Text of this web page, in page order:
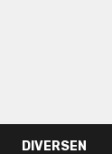
DIVERSEN